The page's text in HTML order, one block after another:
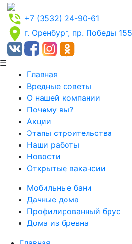
+7 (3532) 24-90-61
г. Оренбург, пр. Победы 155
☰
Главная
Вредные советы
О нашей компании
Почему вы?
Акции
Этапы строительства
Наши работы
Новости
Открытые вакансии
Мобильные бани
Дачные дома
Профилированный брус
Дома из бревна